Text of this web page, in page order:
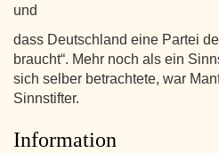
und
dass Deutschland eine Partei
braucht“. Mehr noch als ein
sich selber betrachtete, war
Sinnstifter.
Information